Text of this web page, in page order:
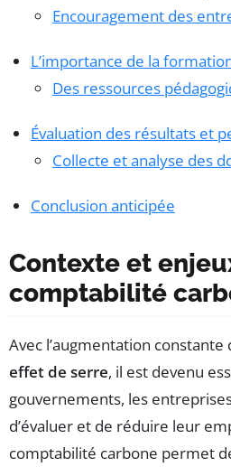
Encouragement des
L’importance de la
Des ressources
Évaluation des résultats et
Collecte et analyse des
Conclusion anticipée
Contexte et
comptabilité
Avec l’augmentation constante
effet de serre, il est devenu
gouvernements, les
d’évaluer et de réduire leur
comptabilité carbone permet